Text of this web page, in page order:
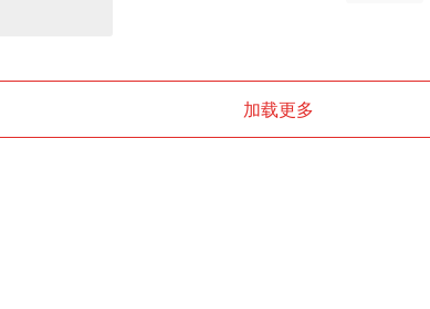
加载更多
Raythink燧石技术：以红外技术，